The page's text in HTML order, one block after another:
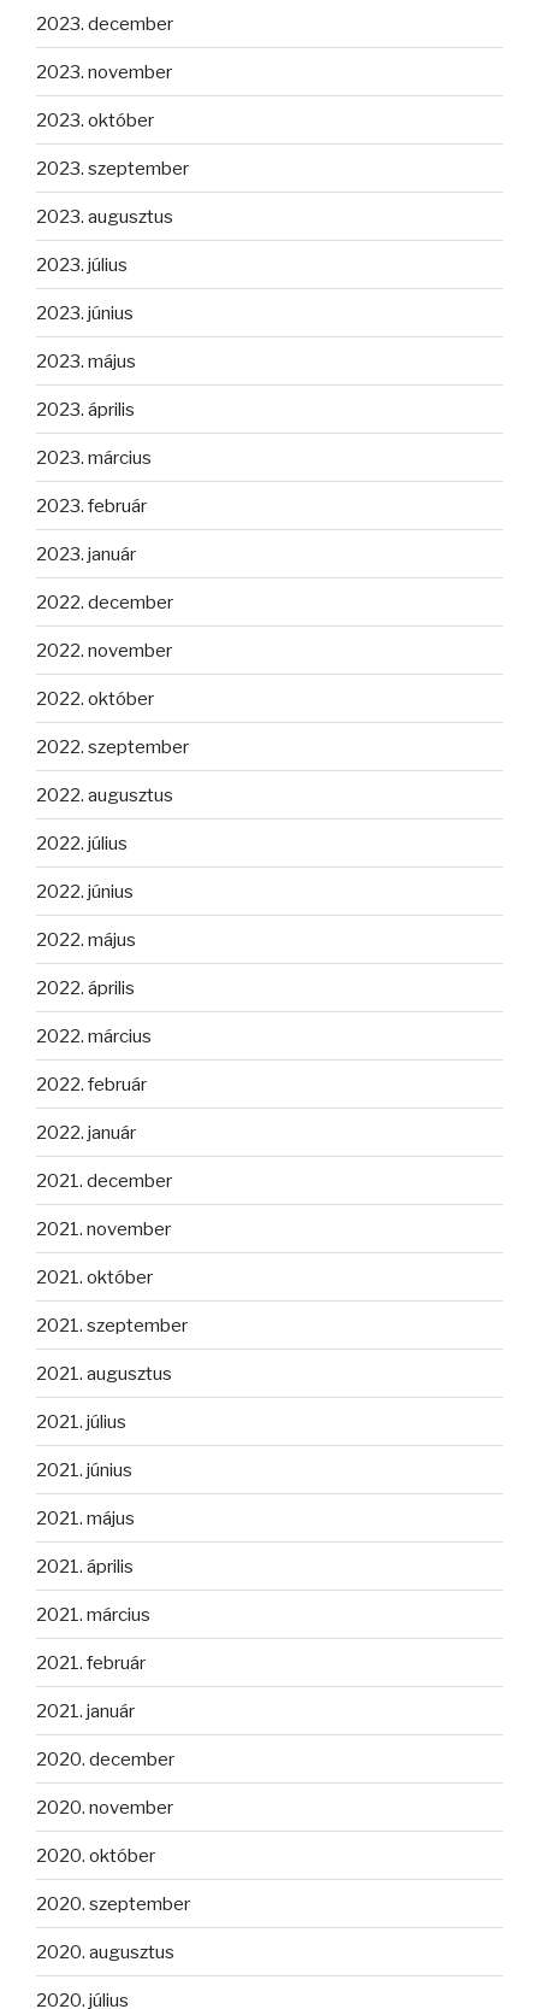
2023. december
2023. november
2023. október
2023. szeptember
2023. augusztus
2023. július
2023. június
2023. május
2023. április
2023. március
2023. február
2023. január
2022. december
2022. november
2022. október
2022. szeptember
2022. augusztus
2022. július
2022. június
2022. május
2022. április
2022. március
2022. február
2022. január
2021. december
2021. november
2021. október
2021. szeptember
2021. augusztus
2021. július
2021. június
2021. május
2021. április
2021. március
2021. február
2021. január
2020. december
2020. november
2020. október
2020. szeptember
2020. augusztus
2020. július